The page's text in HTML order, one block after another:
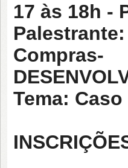
17 às 18h -
Tema: